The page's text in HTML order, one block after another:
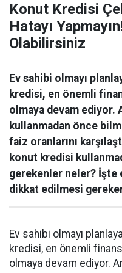
Konut Kredisi
Hatayı
Olabilirsiniz
Ev sahibi olmayı
kredisi, en önemli
olmaya devam ediyor.
kullanmadan önce
faiz oranlarını
konut kredisi
gerekenler neler? İşte
dikkat edilmesi
Ev sahibi olmayı
kredisi, en önemli
olmaya devam ediyor.